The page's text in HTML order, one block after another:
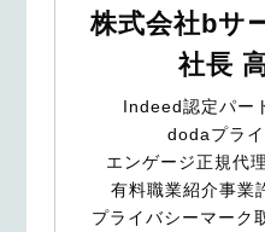
株式会社bサ
社長
Indeed認定パー
dodaプラ
エンゲージ正規代
有料職業紹介事業
プライバシーマー